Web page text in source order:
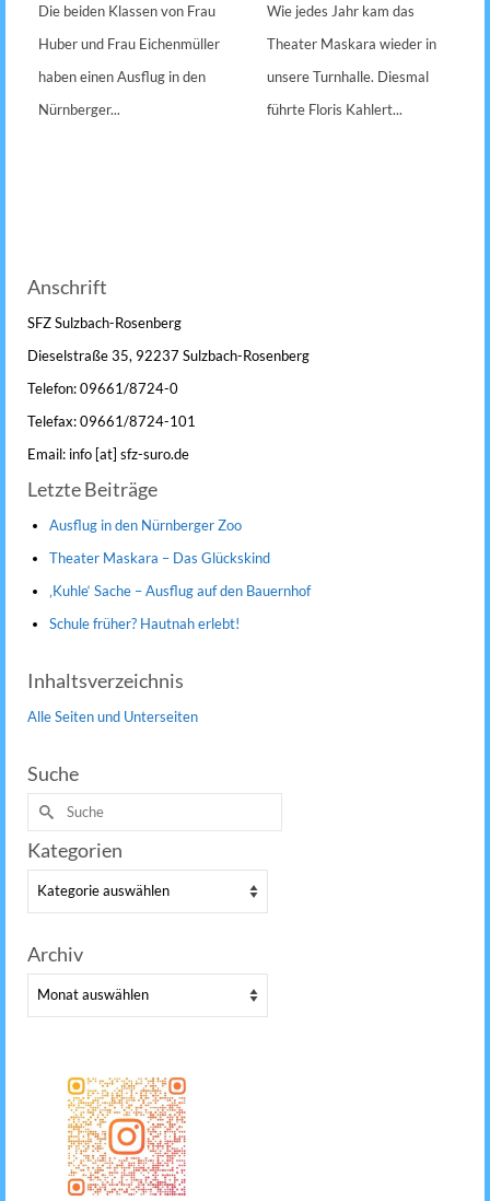
Die beiden Klassen von Frau
Huber und Frau Eichenmüller
haben einen Ausflug in den
Nürnberger...
Wie jedes Jahr kam das
Theater Maskara wieder in
unsere Turnhalle. Diesmal
führte Floris Kahlert...
Anschrift
SFZ Sulzbach-Rosenberg
Dieselstraße 35, 92237 Sulzbach-Rosenberg
Telefon: 09661/8724-0
Telefax: 09661/8724-101
Email: info [at] sfz-suro.de
Letzte Beiträge
Ausflug in den Nürnberger Zoo
Theater Maskara – Das Glückskind
‚Kuhle‘ Sache – Ausflug auf den Bauernhof
Schule früher? Hautnah erlebt!
Inhaltsverzeichnis
Alle Seiten und Unterseiten
Suche
Suche
nach:
Kategorien
Kategorien
Archiv
Archiv